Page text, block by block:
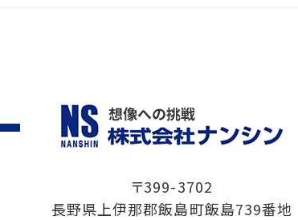
〒399-3702
長野県上伊那郡飯島町飯島739番地